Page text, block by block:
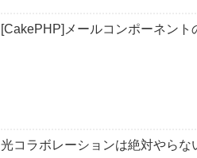
[CakePHP]メールコンポーネント
光コラボレーションは絶対やらな